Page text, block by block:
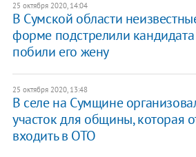
25 октября 2020, 14:04
В Сумской области
форме подстрелили кандидата
побили его жену
25 октября 2020, 13:48
В селе на Сумщине
участок для общины, которая
входить в ОТО